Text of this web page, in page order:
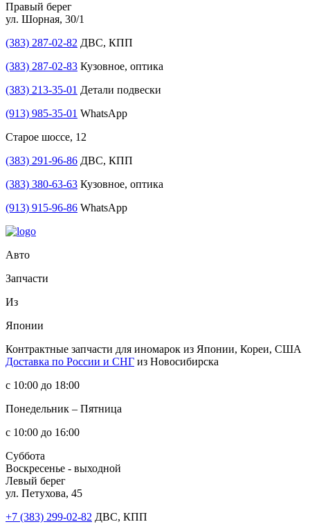
Правый берег
ул. Шорная, 30/1
(383) 287-02-82 ДВС, КПП
(383) 287-02-83 Кузовное, оптика
(383) 213-35-01 Детали подвески
(913) 985-35-01 WhatsApp
Старое шоссе, 12
(383) 291-96-86 ДВС, КПП
(383) 380-63-63 Кузовное, оптика
(913) 915-96-86 WhatsApp
Авто
Запчасти
Из
Японии
Контрактные запчасти для иномарок из Японии, Кореи, США
Доставка по России и СНГ из Новосибирска
с 10:00 до 18:00
Понедельник – Пятница
с 10:00 до 16:00
Суббота
Воскресенье - выходной
Левый берег
ул. Петухова, 45
+7 (383) 299-02-82 ДВС, КПП